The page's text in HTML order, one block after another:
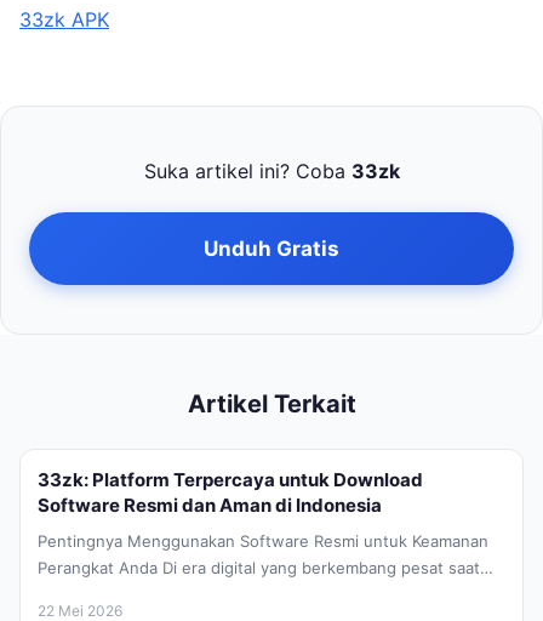
33zk APK
Suka artikel ini? Coba 33zk
Unduh Gratis
Artikel Terkait
33zk: Platform Terpercaya untuk Download
Software Resmi dan Aman di Indonesia
Pentingnya Menggunakan Software Resmi untuk Keamanan
Perangkat Anda Di era digital yang berkembang pesat saat
22 Mei 2026